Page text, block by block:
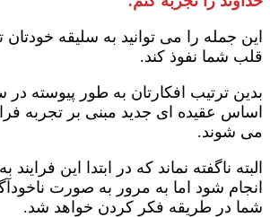
این جمله را می توانید به سلیقه خودتان
قلب شما نفوذ کند.
بدین ترتیب افکارتان به طور پیوسته در
اساس عقیده ای جدید مبنی بر تجربه
می شوند.
البته ناگفته نماند که در ابتدا این
انجام شود اما به مرور به صورت
شما در طریقه فکر کردن خواهد شد.